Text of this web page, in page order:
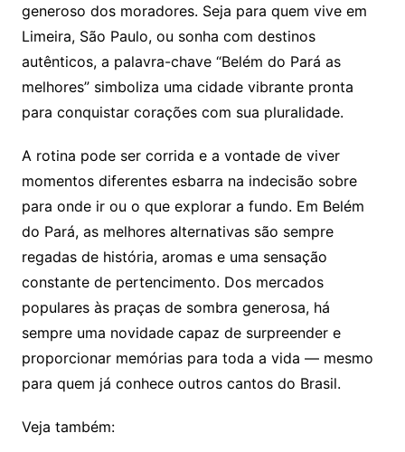
generoso dos moradores. Seja para quem vive em
Limeira, São Paulo, ou sonha com destinos
autênticos, a palavra-chave “Belém do Pará as
melhores” simboliza uma cidade vibrante pronta
para conquistar corações com sua pluralidade.
A rotina pode ser corrida e a vontade de viver
momentos diferentes esbarra na indecisão sobre
para onde ir ou o que explorar a fundo. Em Belém
do Pará, as melhores alternativas são sempre
regadas de história, aromas e uma sensação
constante de pertencimento. Dos mercados
populares às praças de sombra generosa, há
sempre uma novidade capaz de surpreender e
proporcionar memórias para toda a vida — mesmo
para quem já conhece outros cantos do Brasil.
Veja também: